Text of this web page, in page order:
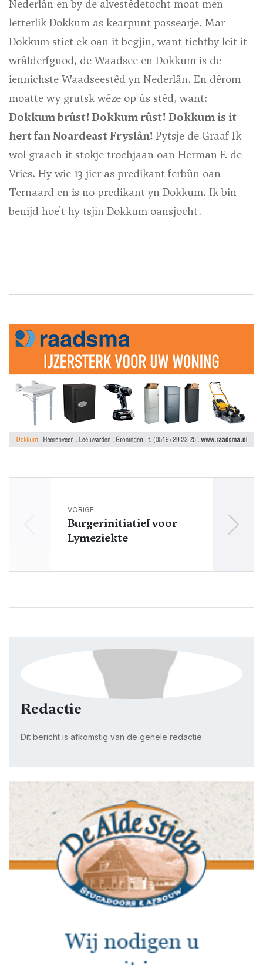
Nederlân en by de alvestêdetocht moat men
letterlik Dokkum as kearpunt passearje. Mar
Dokkum stiet ek oan it begjin, want tichtby leit it
wrâlderfguod, de Waadsee en Dokkum is de
iennichste Waadseestêd yn Nederlân. En dêrom
moatte wy grutsk wêze op ús stêd, want:
Dokkum brûst! Dokkum rûst! Dokkum is it
hert fan Noardeast Fryslân! Pytsje de Graaf Ik
wol graach it stokje trochjaan oan Herman F. de
Vries. Hy wie 13 jier as predikant ferbûn oan
Ternaard en is no predikant yn Dokkum. Ik bin
benijd hoe't hy tsjin Dokkum oansjocht.
VORIGE
Burgerinitiatief voor
Lymeziekte
Redactie
Dit bericht is afkomstig van de gehele redactie.